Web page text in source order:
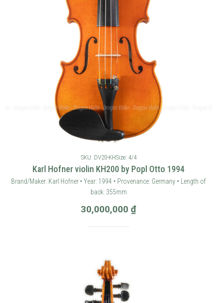
SKU: DV20-KHSize: 4/4
Karl Hofner violin KH200 by Popl Otto 1994
Brand/Maker: Karl Hofner • Year: 1994 • Provenance: Germany • Length of
back: 355mm
30,000,000 ₫